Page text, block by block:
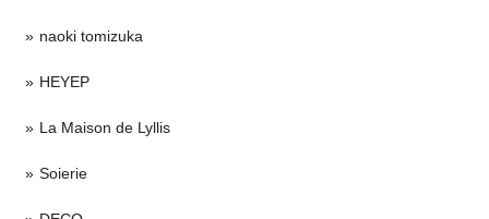
naoki tomizuka
HEYEP
La Maison de Lyllis
Soierie